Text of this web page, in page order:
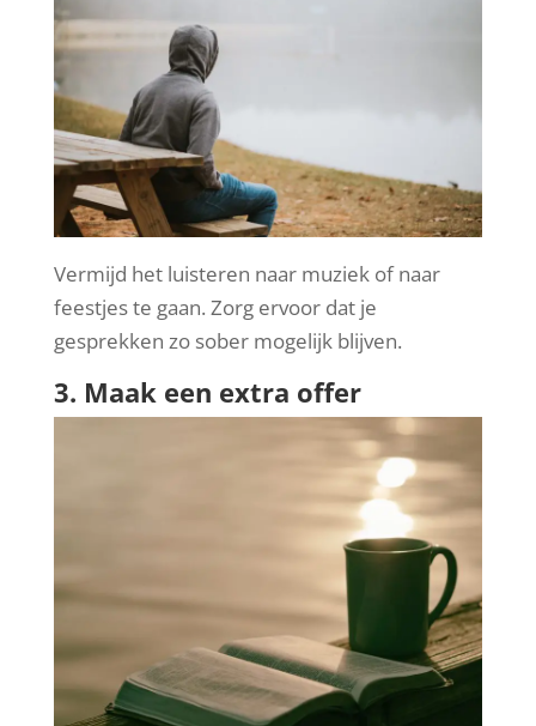
Vermijd het luisteren naar muziek of naar
feestjes te gaan. Zorg ervoor dat je
gesprekken zo sober mogelijk blijven.
3. Maak een extra offer